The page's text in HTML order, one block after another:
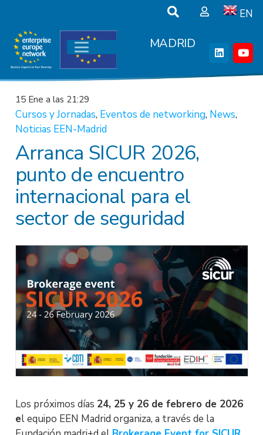
EN
MADRID
15 Ene a las 21:29
Cursos y Jornadas, Eventos de networking, News,
Noticias EEN-Madrid
Arranca SICUR 2026,
punto de encuentro
internacional para el
sector de seguridad
Los próximos días 24, 25 y 26 de febrero de 2026
el equipo EEN Madrid organiza, a través de la